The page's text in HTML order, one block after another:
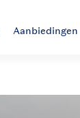
Aanbiedingen